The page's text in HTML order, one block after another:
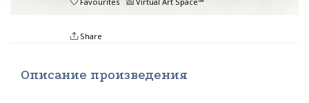
Share
Описание произведения